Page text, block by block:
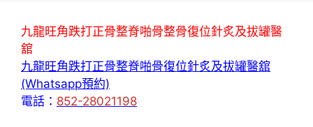
九龍旺角跌打正骨整脊啪骨整骨復位針炙及拔罐醫
舘
九龍旺角跌打正骨整脊啪骨復位針炙及拔罐醫舘
(Whatsapp預約)
電話： 852-28021198